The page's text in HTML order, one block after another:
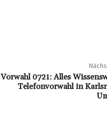
Vorwahl 0721: Alles
Telefonvorwahl in